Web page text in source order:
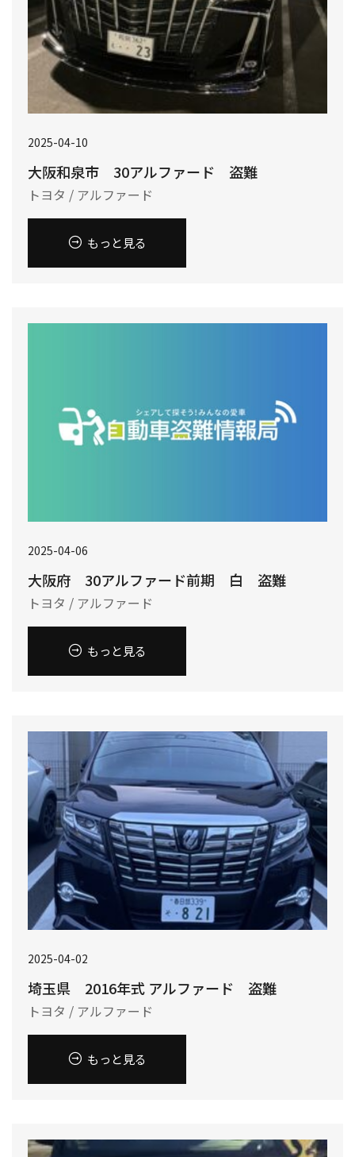
2025-04-10
大阪和泉市 30アルファード 盗難
トヨタ / アルファード
もっと見る
2025-04-06
大阪府 30アルファード前期 白 盗難
トヨタ / アルファード
もっと見る
2025-04-02
埼玉県 2016年式 アルファード 盗難
トヨタ / アルファード
もっと見る